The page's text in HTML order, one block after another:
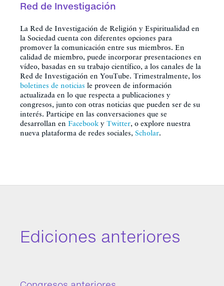
Red de Investigación
La Red de Investigación de Religión y Espiritualidad en
la Sociedad cuenta con diferentes opciones para
promover la comunicación entre sus miembros. En
calidad de miembro, puede incorporar presentaciones en
vídeo, basadas en su trabajo científico, a los canales de la
Red de Investigación en YouTube. Trimestralmente, los
boletines de noticias le proveen de información
actualizada en lo que respecta a publicaciones y
congresos, junto con otras noticias que pueden ser de su
interés. Participe en las conversaciones que se
desarrollan en Facebook y Twitter, o explore nuestra
nueva plataforma de redes sociales, Scholar.
Ediciones anteriores